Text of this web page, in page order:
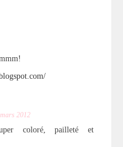
2012
coloré, pailleté et